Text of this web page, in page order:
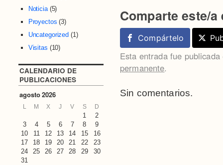
Comparte este/a
Compártelo
Esta entrada fue
permanente.
Sin comentarios.
Noticia(5)
Proyectos (3)
Uncategorized (1)
Visitas (10)
CALENDARIO DE
PUBLICACIONES
agosto 2026
L M X J V S D
1
2
3
4 5 6 7 8
9
10
11 12 13 14 15
16
17
18 19 20 21 22
23
24
25 26 27 28 29
30
31